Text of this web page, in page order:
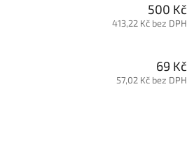
500 Kč
413,22 Kč bez DPH
69 Kč
57,02 Kč bez DPH